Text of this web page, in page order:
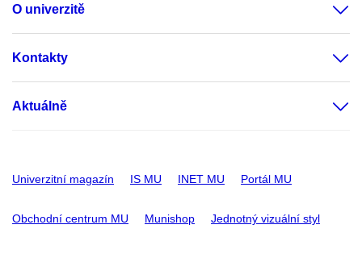
O univerzitě
Kontakty
Aktuálně
Univerzitní magazín IS MU INET MU Portál MU
Obchodní centrum MU Munishop Jednotný vizuální styl